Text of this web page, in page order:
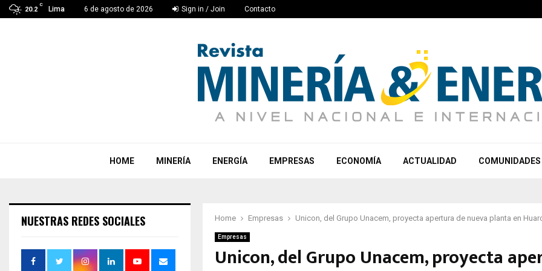
20.2
C
Lima 6 de agosto de 2026 Sign in / Join Contacto
HOME MINERÍA ENERGÍA EMPRESAS ECONOMÍA ACTUALIDAD COMUNIDADES
Home Empresas Unicon, del Grupo Unacem, proyecta apertura de nueva planta en
Empresas
Unicon, del Grupo Unacem, proyecta
NUESTRAS REDES SOCIALES